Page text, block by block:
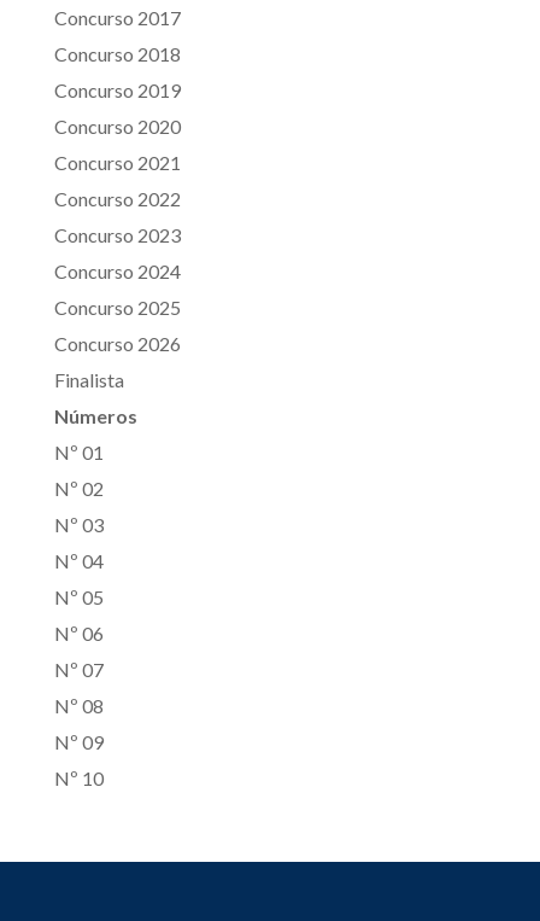
Concurso 2017
Concurso 2018
Concurso 2019
Concurso 2020
Concurso 2021
Concurso 2022
Concurso 2023
Concurso 2024
Concurso 2025
Concurso 2026
Finalista
Números
Nº 01
Nº 02
Nº 03
Nº 04
Nº 05
Nº 06
Nº 07
Nº 08
Nº 09
Nº 10